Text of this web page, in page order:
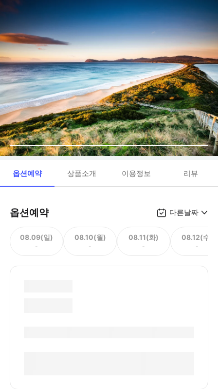
옵션예약 상품소개 이용정보 리뷰
옵션예약 다른날짜
08.09(일)
-
08.10(월)
-
08.11(화)
-
08.12(수)
-